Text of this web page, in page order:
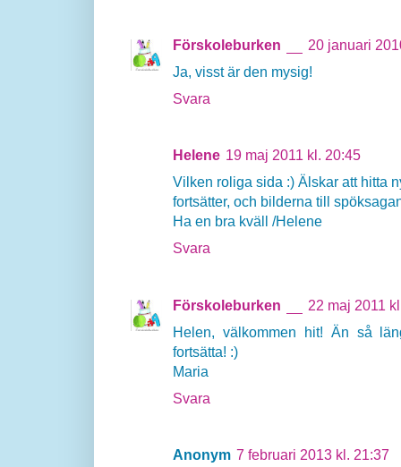
Förskoleburken
20 januari
Ja, visst är den mysig!
Svara
Helene 19 maj 2011 kl. 20:45
Vilken roliga sida :) Älskar att hitta
fortsätter, och bilderna till
Ha en bra kväll /Helene
Svara
Förskoleburken
22 maj 2011
Helen, välkommen hit! Än så
fortsätta! :)
Maria
Svara
Anonym 7 februari 2013 kl. 21:37